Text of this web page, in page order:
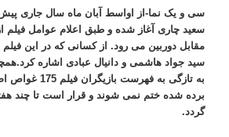
سعید چاری آغاز شده و طبق اعلام عوامل فیلم
مقابل دوربین می رود. از کسانی که در این
سید جواد هاشمی و دانیال عبادی اشاره
به تازگی به
برده شده ختم نمی شوند و قرار است تا چند
گردد.